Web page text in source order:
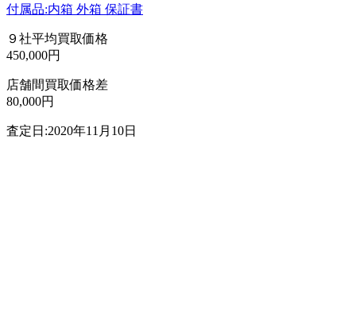
付属品:内箱 外箱 保証書
９社平均買取価格
450,000円
店舗間買取価格差
80,000円
査定日:2020年11月10日